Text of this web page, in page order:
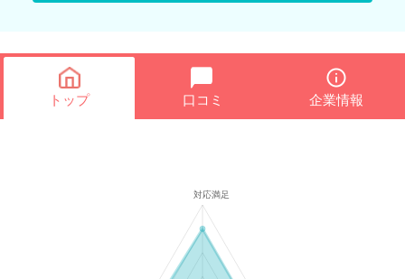
トップ 口コミ 企業情報